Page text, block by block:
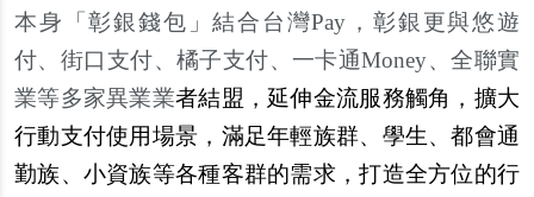
本身「彰銀錢包」結合台灣Pay，彰銀更與悠遊
付、街口支付、橘子支付、一卡通Money、全聯實
業等多家異業業者結盟，延伸金流服務觸角，擴大
行動支付使用場景，滿足年輕族群、學生、都會通
勤族、小資族等各種客群的需求，打造全方位的行